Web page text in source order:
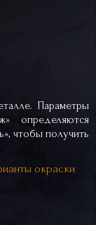
Параметры
определяются
чтобы получить
окраски